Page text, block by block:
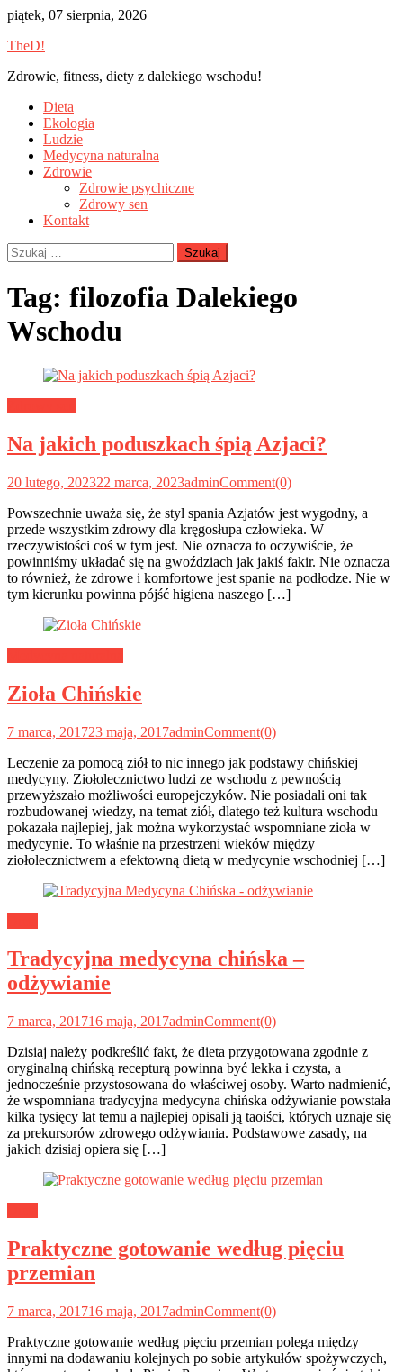
Skip
content
piątek, 07 sierpnia, 2026
TheD!
Zdrowie, fitness, diety z dalekiego wschodu!
Dieta
Ekologia
Ludzie
Medycyna naturalna
Zdrowie
Zdrowie psychiczne
Zdrowy sen
Kontakt
Szukaj:
Tag: filozofia Dalekiego
Wschodu
Na jakich poduszkach śpią Azjaci?
20 lutego, 202322 marca, 2023adminComment(0)
Powszechnie uważa się, że styl spania Azjatów jest wygodny, a
przede wszystkim zdrowy dla kręgosłupa człowieka. W
rzeczywistości coś w tym jest. Nie oznacza to oczywiście, że
powinniśmy układać się na gwoździach jak jakiś fakir. Nie oznacza
to również, że zdrowe i komfortowe jest spanie na podłodze. Nie w
tym kierunku powinna pójść higiena naszego […]
Zioła Chińskie
7 marca, 201723 maja, 2017adminComment(0)
Leczenie za pomocą ziół to nic innego jak podstawy chińskiej
medycyny. Ziołolecznictwo ludzi ze wschodu z pewnością
przewyższało możliwości europejczyków. Nie posiadali oni tak
rozbudowanej wiedzy, na temat ziół, dlatego też kultura wschodu
pokazała najlepiej, jak można wykorzystać wspomniane zioła w
medycynie. To właśnie na przestrzeni wieków między
ziołolecznictwem a efektowną dietą w medycynie wschodniej […]
Tradycyjna medycyna chińska –
odżywianie
7 marca, 201716 maja, 2017adminComment(0)
Dzisiaj należy podkreślić fakt, że dieta przygotowana zgodnie z
oryginalną chińską recepturą powinna być lekka i czysta, a
jednocześnie przystosowana do właściwej osoby. Warto nadmienić,
że wspomniana tradycyjna medycyna chińska odżywianie powstała
kilka tysięcy lat temu a najlepiej opisali ją taoiści, których uznaje się
za prekursorów zdrowego odżywiania. Podstawowe zasady, na
jakich dzisiaj opiera się […]
Praktyczne gotowanie według pięciu
przemian
7 marca, 201716 maja, 2017adminComment(0)
Praktyczne gotowanie według pięciu przemian polega między
innymi na dodawaniu kolejnych po sobie artykułów spożywczych,